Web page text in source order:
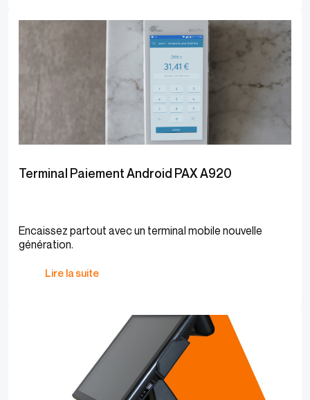
Terminal Paiement Android PAX A920
Encaissez partout avec un terminal mobile nouvelle
génération.
Lire la suite